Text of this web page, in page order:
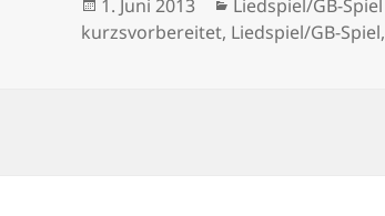
am
1. Juni 2013 Liedspiel/GB-Spiel
kurzsvorbereitet, Liedspiel/GB-Spiel,